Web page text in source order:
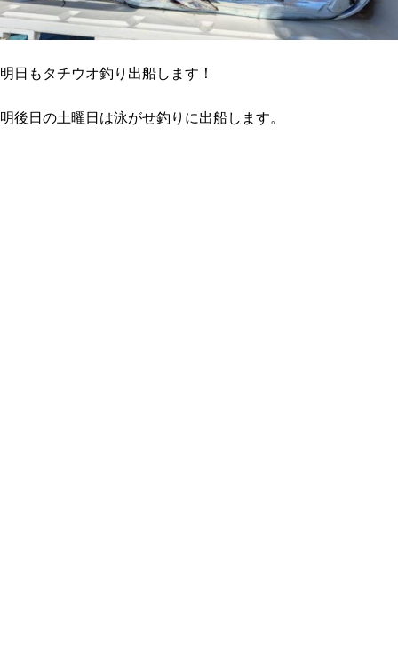
明日もタチウオ釣り出船します！
明後日の土曜日は泳がせ釣りに出船します。